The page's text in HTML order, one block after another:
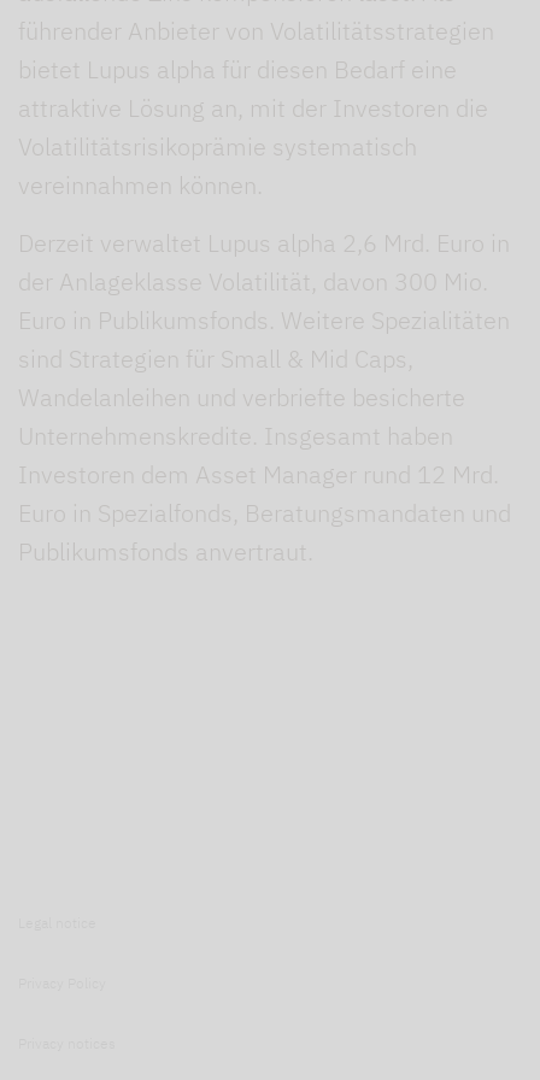
führender Anbieter von Volatili­tätsstrategien
bietet Lupus alpha für diesen Bedarf eine
attraktive Lösung an, mit der Investoren die
Volatilitätsrisikoprämie systematisch
vereinnahmen können.
Derzeit verwaltet Lupus alpha 2,6 Mrd. Euro in
der Anlageklasse Volatilität, davon 300 Mio.
Euro in Publikumsfonds. Weitere Spezialitäten
sind Strategien für Small & Mid Caps,
Wandelanleihen und verbriefte besicherte
Unternehmenskredite. Insge­samt haben
Investoren dem Asset Manager rund 12 Mrd.
Euro in Spezial­fonds, Beratungsmandaten und
Publikumsfonds anvertraut.